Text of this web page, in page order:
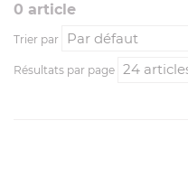
0 article
Trier par
Résultats par page